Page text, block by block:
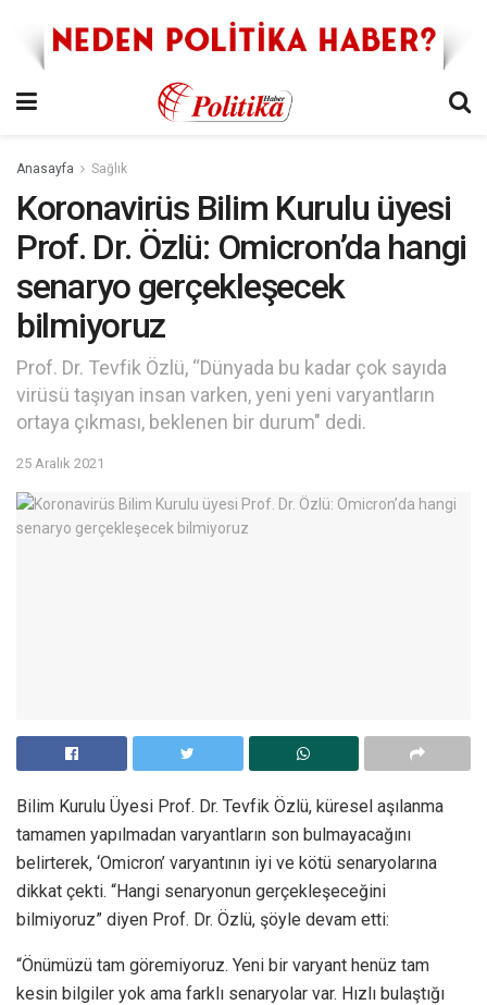
Anasayfa Sağlık
Koronavirüs Bilim Kurulu üyesi
Prof. Dr. Özlü: Omicron’da hangi
senaryo gerçekleşecek
bilmiyoruz
Prof. Dr. Tevfik Özlü, “Dünyada bu kadar çok sayıda
virüsü taşıyan insan varken, yeni yeni varyantların
ortaya çıkması, beklenen bir durum" dedi.
25 Aralık 2021
Bilim Kurulu Üyesi Prof. Dr. Tevfik Özlü, küresel aşılanma
tamamen yapılmadan varyantların son bulmayacağını
belirterek, ‘Omicron’ varyantının iyi ve kötü senaryolarına
dikkat çekti. “Hangi senaryonun gerçekleşeceğini
bilmiyoruz” diyen Prof. Dr. Özlü, şöyle devam etti:
“Önümüzü tam göremiyoruz. Yeni bir varyant henüz tam
kesin bilgiler yok ama farklı senaryolar var. Hızlı bulaştığı